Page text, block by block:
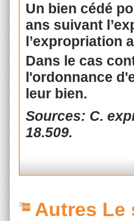
Un bien cédé
ans suivant
l’expropriation
Dans le cas
l'ordonnance
leur bien.
Sources: C.
18.509.
Autres Le